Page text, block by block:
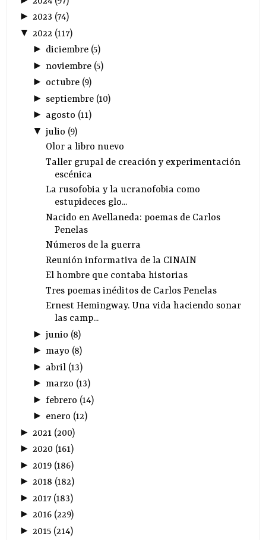
►2023 (74)
▼ 2022 (117)
► diciembre(5)
► noviembre(5)
► octubre(9)
► septiembre(10)
► agosto (11)
▼ julio (9)
Olor a libro nuevo
Taller grupal de creación y experimentación
escénica
La rusofobia y la ucranofobia como
estupideces glo...
Nacido en Avellaneda: poemas de Carlos
Penelas
Números de la guerra
Reunión informativa de la CINAIN
El hombre que contaba historias
Tres poemas inéditos de Carlos Penelas
Ernest Hemingway. Una vida haciendo sonar
las camp...
► junio (8)
► mayo (8)
► abril(13)
► marzo (13)
► febrero (14)
► enero (12)
► 2021 (200)
►2020 (161)
► 2019 (186)
►2018 (182)
► 2017(183)
►2016 (229)
► 2015 (214)